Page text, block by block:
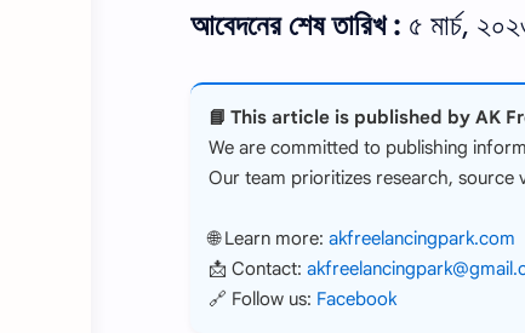
আবেদনের শেষ তারিখ : ৫ মার্চ,
📘 This article is published by AK
We are committed to publishing
Our team prioritizes research, source
🌐 Learn more: akfreelancingpark.com
📩 Contact:
🔗 Follow us: Facebook